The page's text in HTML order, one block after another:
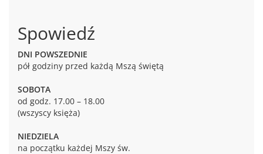
Spowiedź
DNI POWSZEDNIE
pół godziny przed każdą Mszą świętą
SOBOTA
od godz. 17.00 – 18.00
(wszyscy księża)
NIEDZIELA
na początku każdej Mszy św.